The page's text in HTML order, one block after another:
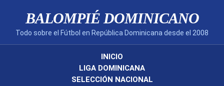
BALOMPIÉ DOMINICANO
Todo sobre el Fútbol en República Dominicana desde el 2008
INICIO
LIGA DOMINICANA
SELECCIÓN NACIONAL